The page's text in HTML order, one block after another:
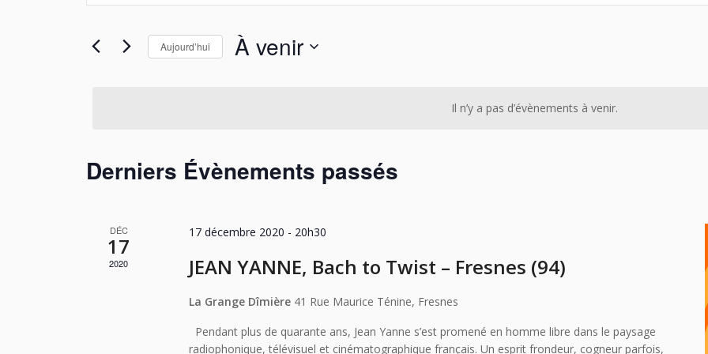
Il n’y a pas d’évènements à venir.
navigation
de
vues
Évènements
Aujourd’hui À venir
Derniers Évènements passés
DÉC
17
2020
17 décembre 2020 - 20h30
JEAN YANNE, Bach to Twist – Fresnes (94)
La Grange Dîmière 41 Rue Maurice Ténine, Fresnes
Pendant plus de quarante ans, Jean Yanne s’est promené en homme libre dans le paysage
radiophonique, télévisuel et cinématographique français. Un esprit frondeur, cogneur parfois,